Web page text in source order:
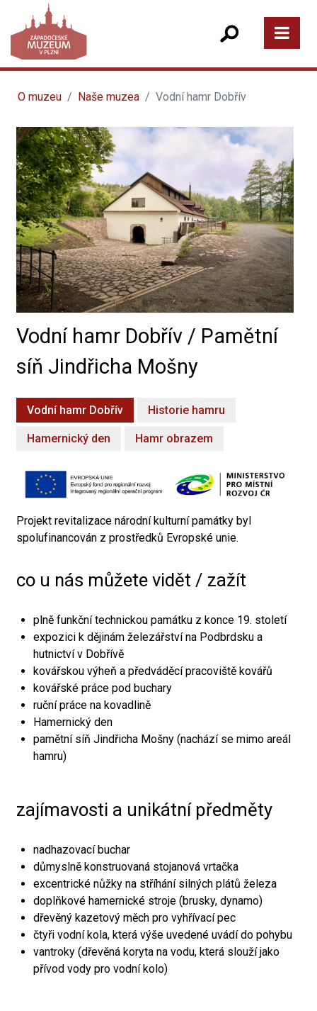
O muzeu Naše muzea Vodní hamr Dobřív
Vodní hamr Dobřív / Pamětní
síň Jindřicha Mošny
Vodní hamr Dobřív Historie hamru
Hamernický den Hamr obrazem
Projekt revitalizace národní kulturní památky byl
spolufinancován z prostředků Evropské unie.
co u nás můžete vidět / zažít
plně funkční technickou památku z konce 19. století
expozici k dějinám železářství na Podbrdsku a
hutnictví v Dobřívě
kovářskou výheň a předváděcí pracoviště kovářů
kovářské práce pod buchary
ruční práce na kovadlině
Hamernický den
pamětní síň Jindřicha Mošny (nachází se mimo areál
hamru)
zajímavosti a unikátní předměty
nadhazovací buchar
důmyslně konstruovaná stojanová vrtačka
excentrické nůžky na stříhání silných plátů železa
doplňkové hamernické stroje (brusky, dynamo)
dřevěný kazetový měch pro vyhřívací pec
čtyři vodní kola, která výše uvedené uvádí do pohybu
vantroky (dřevěná koryta na vodu, která slouží jako
přívod vody pro vodní kolo)